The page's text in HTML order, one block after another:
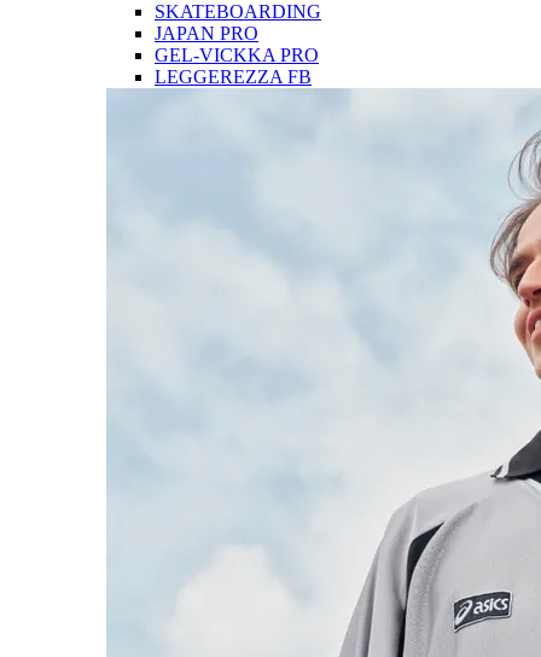
SKATEBOARDING
JAPAN PRO
GEL-VICKKA PRO
LEGGEREZZA FB